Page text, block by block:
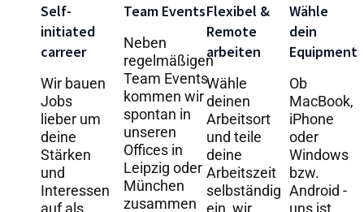
Self-
initiated
carreer
Wir bauen
Jobs
lieber um
deine
Stärken
und
Interessen
auf als
Team Events
Neben
regelmäßigen
Team Events
kommen wir
spontan in
unseren
Offices in
Leipzig oder
München
zusammen
Flexibel &
Remote
arbeiten
Wähle
deinen
Arbeitsort
und teile
deine
Arbeitszeit
selbständig
ein, wir
Wähle
dein
Equipment
Ob
MacBook,
iPhone
oder
Windows
bzw.
Android -
uns ist